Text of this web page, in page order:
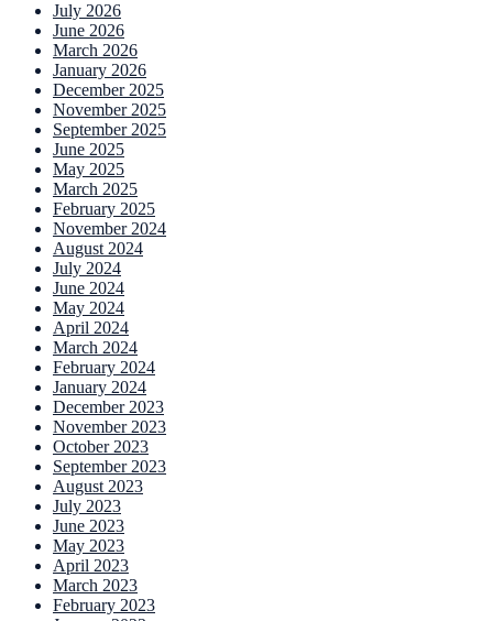
July 2026
June 2026
March 2026
January 2026
December 2025
November 2025
September 2025
June 2025
May 2025
March 2025
February 2025
November 2024
August 2024
July 2024
June 2024
May 2024
April 2024
March 2024
February 2024
January 2024
December 2023
November 2023
October 2023
September 2023
August 2023
July 2023
June 2023
May 2023
April 2023
March 2023
February 2023